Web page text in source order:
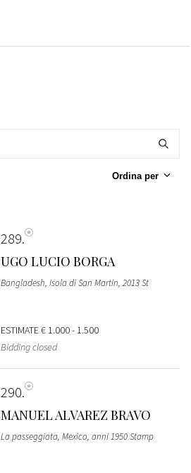
Ordina per
289
UGO LUCIO BORGA
Bangladesh, Isola di San Martin, 2013 St
ESTIMATE€ 1.000 - 1.500
Bidding closed
290
MANUEL ALVAREZ BRAVO
La passeggiata, Mexico, anni 1950 Stamp